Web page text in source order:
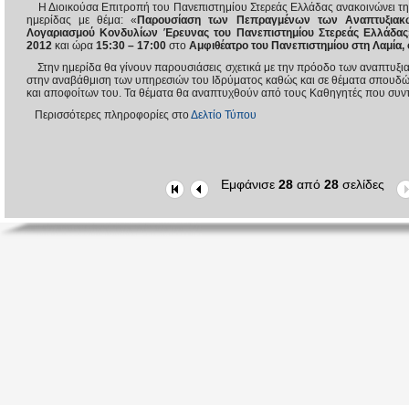
Η Διοικούσα Επιτροπή του Πανεπιστημίου Στερεάς Ελλάδας ανακοινώνει
ημερίδας με θέμα: « Παρουσίαση των Πεπραγμένων των
Λογαριασμού Κονδυλίων Έρευνας του Πανεπιστημίου Στερεάς Ελλάδας
2012 και ώρα 15:30 – 17:00 στο Αμφιθέατρο του Πανεπιστημίου στη Λαμία,
Στην ημερίδα θα γίνουν παρουσιάσεις σχετικά με την πρόοδο των
στην αναβάθμιση των υπηρεσιών του Ιδρύματος καθώς και σε θέματα
και αποφοίτων του. Τα θέματα θα αναπτυχθούν από τους Καθηγητές που
Περισσότερες πληροφορίες στοΔελτίο Τύπου
Εμφάνισε 28από 28σελίδες